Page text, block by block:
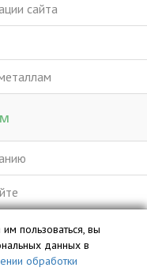
сайта
интеллектуальной
законом.
пользоваться, вы
данных в
обработки